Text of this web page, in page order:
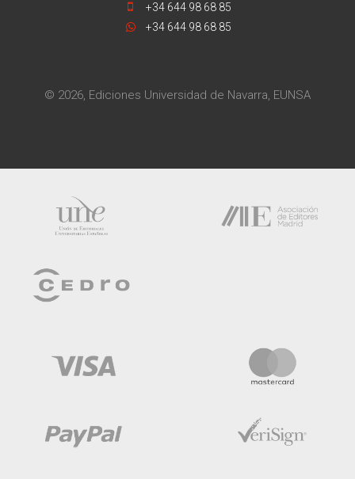
+34 644 98 68 85
+34 644 98 68 85
© 2026, Ediciones Universidad de Navarra, EUNSA